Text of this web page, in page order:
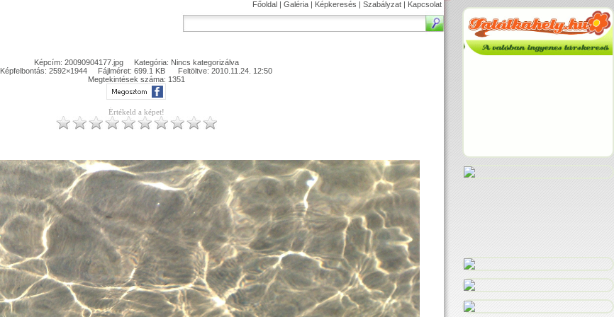
Főoldal | Galéria | Képkeresés | Szabályzat | Kapcsolat
Képcím: 20090904177.jpg Kategória: Nincs kategorizálva
Képfelbontás: 2592×1944 Fájlméret: 699.1 KB Feltöltve: 2010.11.24. 12:50
Megtekintések száma: 1351